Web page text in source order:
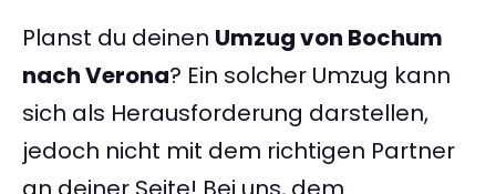
Planst du deinen Umzug von Bochum
nach Verona? Ein solcher Umzug kann
sich als Herausforderung darstellen,
jedoch nicht mit dem richtigen Partner